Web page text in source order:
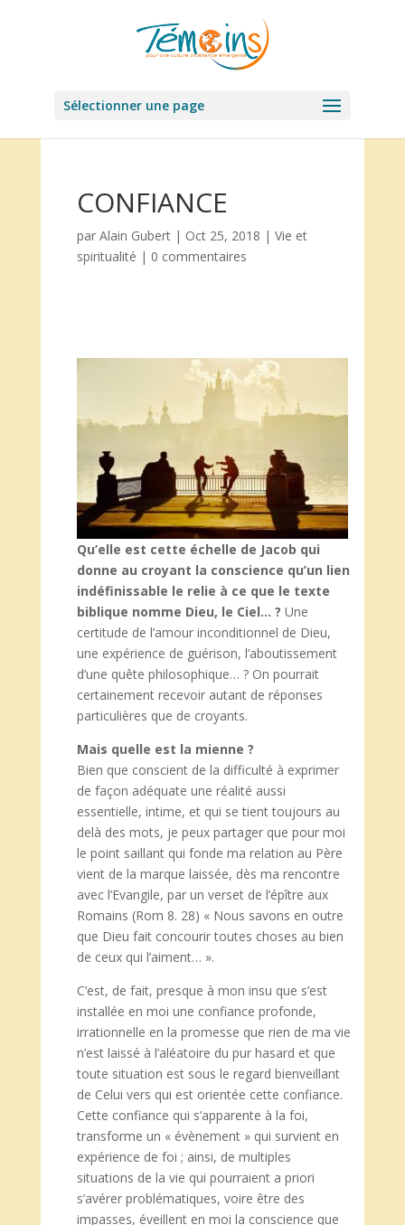
Sélectionner une page
CONFIANCE
par Alain Gubert| Oct 25, 2018 | Vie et
spiritualité | 0 commentaires
Qu’elle est cette échelle de Jacob qui
donne au croyant la conscience qu’un lien
indéfinissable le relie à ce que le texte
biblique nomme Dieu, le Ciel… ? Une
certitude de l’amour inconditionnel de Dieu,
une expérience de guérison, l’aboutissement
d’une quête philosophique… ? On pourrait
certainement recevoir autant de réponses
particulières que de croyants.
Mais quelle est la mienne ?
Bien que conscient de la difficulté à exprimer
de façon adéquate une réalité aussi
essentielle, intime, et qui se tient toujours au
delà des mots, je peux partager que pour moi
le point saillant qui fonde ma relation au Père
vient de la marque laissée, dès ma rencontre
avec l’Evangile, par un verset de l’épître aux
Romains (Rom 8. 28) « Nous savons en outre
que Dieu fait concourir toutes choses au bien
de ceux qui l’aiment… ».
C’est, de fait, presque à mon insu que s’est
installée en moi une confiance profonde,
irrationnelle en la promesse que rien de ma vie
n’est laissé à l’aléatoire du pur hasard et que
toute situation est sous le regard bienveillant
de Celui vers qui est orientée cette confiance.
Cette confiance qui s’apparente à la foi,
transforme un « évènement » qui survient en
expérience de foi ; ainsi, de multiples
situations de la vie qui pourraient a priori
s’avérer problématiques, voire être des
impasses, éveillent en moi la conscience que